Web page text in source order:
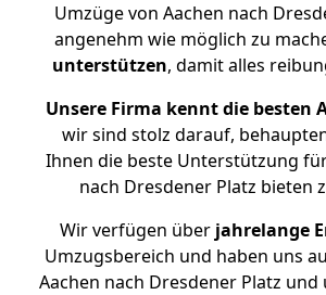
Umzüge von Aachen nach
angenehm wie möglich zu
unterstützen, damit alles
Unsere Firma kennt die besten
wir sind stolz darauf,
Ihnen die beste Unterstützung
nach Dresdener Platz bieten
Wir verfügen überjahrelange
Umzugsbereich und haben uns
Aachen nach Dresdener Platz